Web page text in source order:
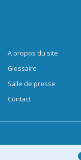
A propos du site
Glossaire
Salle de presse
Contact